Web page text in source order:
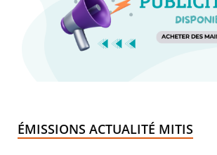
ÉMISSIONS ACTUALITÉ MITIS